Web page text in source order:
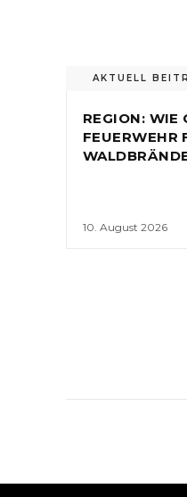
AKTUELL
REGION: WIE
FEUERWEHR
10. August 2026